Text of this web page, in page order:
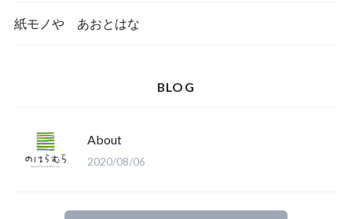
紙モノや あおとはな
BLOG
About
2020/08/06